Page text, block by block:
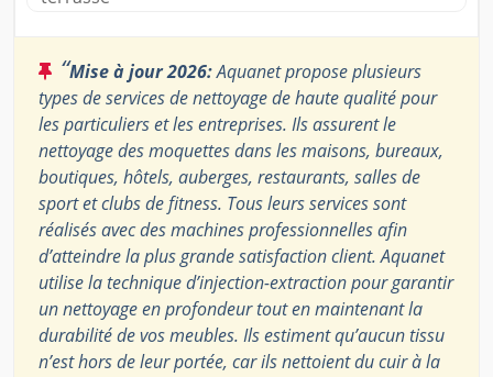
“Mise à jour 2026:Aquanet propose plusieurs
types de services de nettoyage de haute qualité pour
les particuliers et les entreprises. Ils assurent le
nettoyage des moquettes dans les maisons, bureaux,
boutiques, hôtels, auberges, restaurants, salles de
sport et clubs de fitness. Tous leurs services sont
réalisés avec des machines professionnelles afin
d’atteindre la plus grande satisfaction client. Aquanet
utilise la technique d’injection-extraction pour garantir
un nettoyage en profondeur tout en maintenant la
durabilité de vos meubles. Ils estiment qu’aucun tissu
n’est hors de leur portée, car ils nettoient du cuir à la